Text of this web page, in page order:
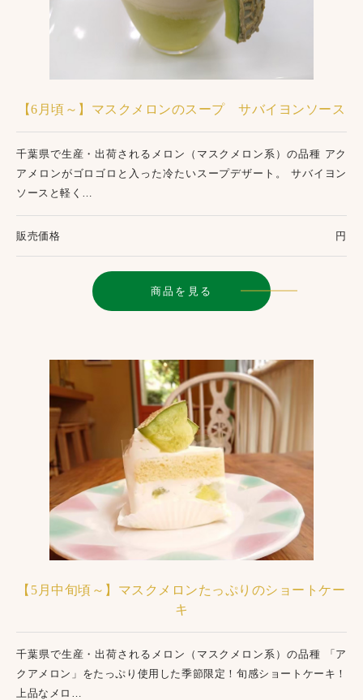
【6月頃～】マスクメロンのスープ サバイヨンソース
千葉県で生産・出荷されるメロン（マスクメロン系）の品種 アク
アメロンがゴロゴロと入った冷たいスープデザート。 サバイヨン
ソースと軽く…
販売価格 円
商品を見る
【5月中旬頃～】マスクメロンたっぷりのショートケー
キ
千葉県で生産・出荷されるメロン（マスクメロン系）の品種 「ア
クアメロン」をたっぷり使用した季節限定！旬感ショートケーキ！
上品なメロ…